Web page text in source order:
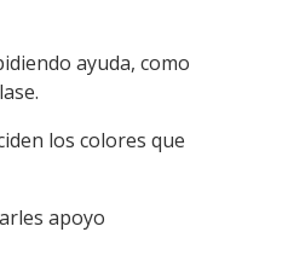
ayuda, como
los colores que
apoyo